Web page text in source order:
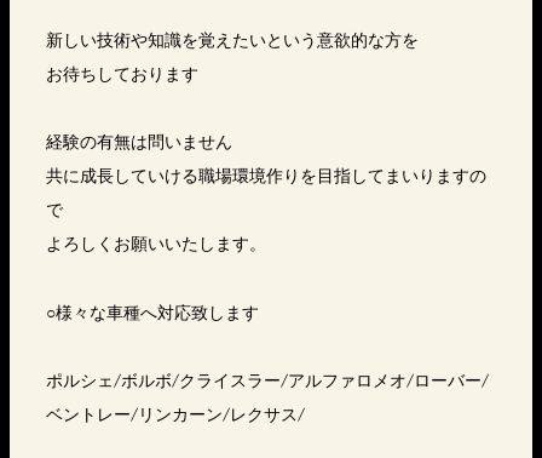
新しい技術や知識を覚えたいという意欲的な方を
お待ちしております
経験の有無は問いません
共に成長していける職場環境作りを目指してまいりますの
で
よろしくお願いいたします。
○様々な車種へ対応致します
ポルシェ/ボルボ/クライスラー/アルファロメオ/ローバー/
ベントレー/リンカーン/レクサス/